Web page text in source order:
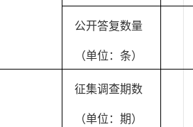
公开答复数量
（单位：条）
征集调查期数
（单位：期）